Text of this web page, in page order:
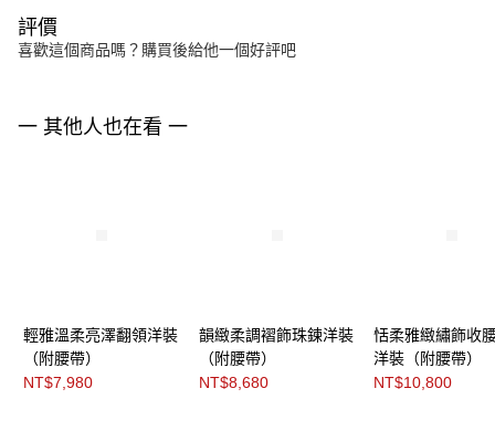
評價
喜歡這個商品嗎？購買後給他一個好評吧
一 其他人也在看 一
輕雅溫柔亮澤翻領洋裝
（附腰帶）
NT$7,980
韻緻柔調褶飾珠鍊洋裝
（附腰帶）
NT$8,680
恬柔雅緻繡飾收
洋裝（附腰帶）
NT$10,800